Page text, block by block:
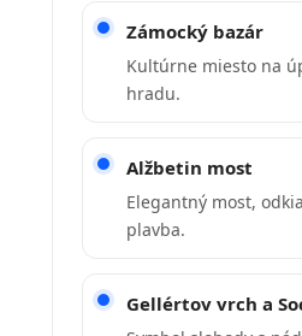
Zámocký bazár
Kultúrne miesto na
hradu.
Alžbetin most
Elegantný most,
plavba.
Gellértov vrch a